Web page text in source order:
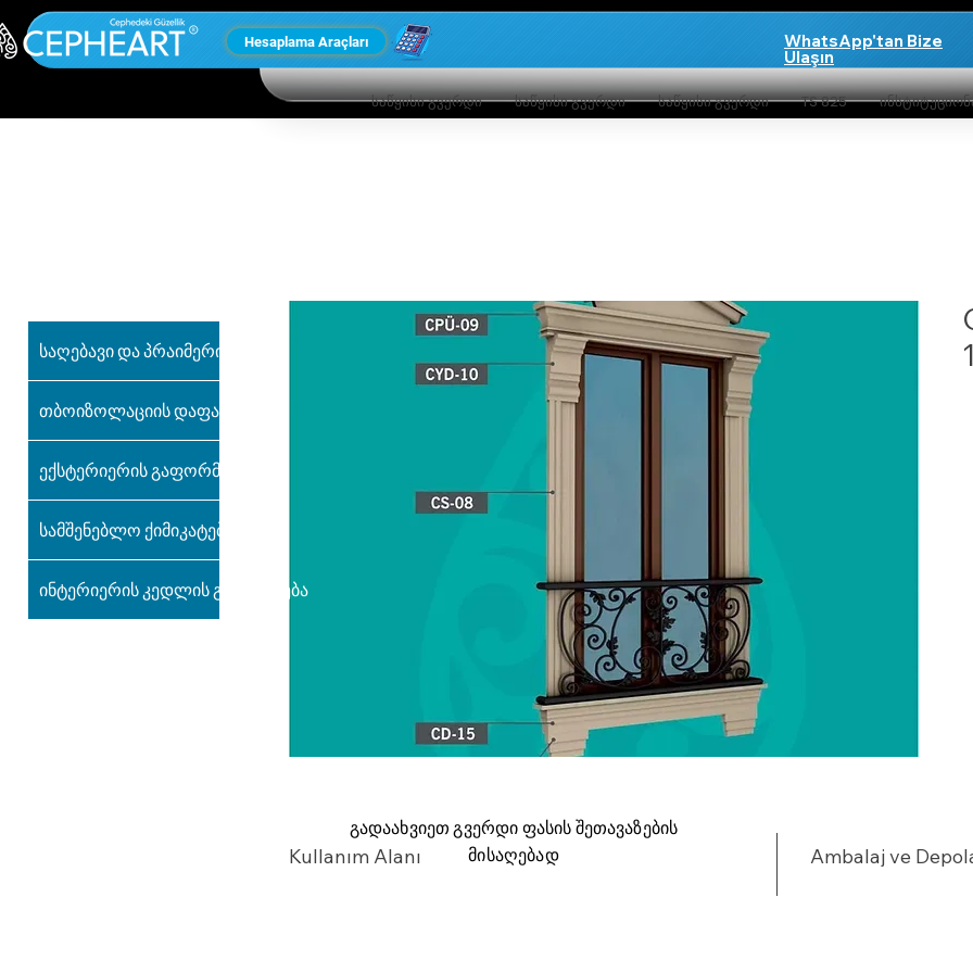
Hesaplama Araçları WhatsApp'tan Bize
Ulaşın
საწყისი გვერდი საწყისი გვერდი საწყისი გვერდი TS 825
Kullanım Alanı Ambalaj ve
გადაახვიეთ გვერდი ფასის შეთავაზების
მისაღებად
საღებავი და პრაიმერი
თბოიზოლაციის დაფა
ექსტერიერის გაფორმება
სამშენებლო ქიმიკატები
ინტერიერის კედლის გაფორმება